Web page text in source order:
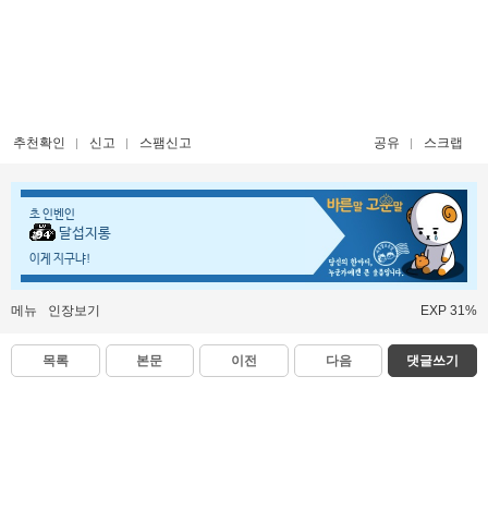
추천확인 신고 스팸신고 공유 스크랩
초 인벤인
달섭지롱
이게 지구냐!
메뉴 인장보기 EXP 31%
목록 본문 이전 다음 댓글쓰기